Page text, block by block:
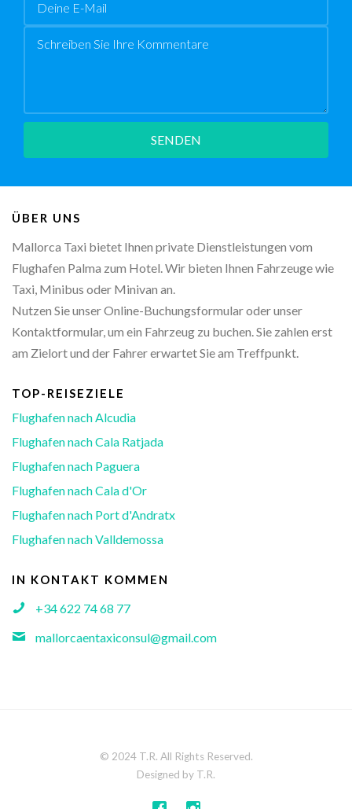
SENDEN
ÜBER UNS
Mallorca Taxi bietet Ihnen private Dienstleistungen vom
Flughafen Palma zum Hotel. Wir bieten Ihnen Fahrzeuge wie
Taxi, Minibus oder Minivan an.
Nutzen Sie unser Online-Buchungsformular oder unser
Kontaktformular, um ein Fahrzeug zu buchen. Sie zahlen erst
am Zielort und der Fahrer erwartet Sie am Treffpunkt.
TOP-REISEZIELE
Flughafen nach Alcudia
Flughafen nach Cala Ratjada
Flughafen nach Paguera
Flughafen nach Cala d'Or
Flughafen nach Port d'Andratx
Flughafen nach Valldemossa
IN KONTAKT KOMMEN
+34 622 74 68 77
mallorcaentaxiconsul@gmail.com
© 2024 T.R. All Rights Reserved.
Designed by T.R.